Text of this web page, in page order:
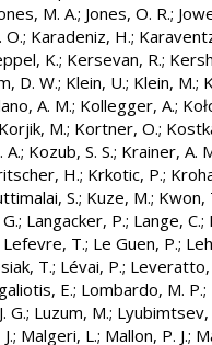
M. A.; Jones, O. R.;
O.; Karadeniz, H.;
K.; Kersevan, R.;
D. W.; Klein, U.; Klein, M.;
A. M.; Kollegger, A.;
Korjik, M.; Kortner, O.;
A.; Kozub, S. S.; Krainer, A.
H.; Krkotic, P.;
S.; Kuze, M.; Kwon,
; Langacker, P.; Lange, C.;
Lefevre, T.; Le Guen, P.;
T.; Lévai, P.; Leveratto,
E.; Lombardo, M. P.;
G.; Luzum, M.; Lyubimtsev,
; Malgeri, L.; Mallon, P. J.;